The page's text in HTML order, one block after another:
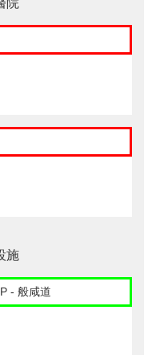
院
施
- 般咸道